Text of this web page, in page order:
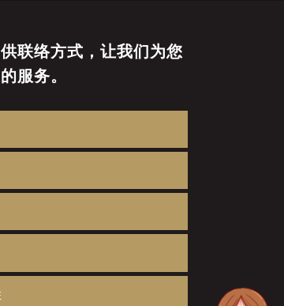
联络方式，让我们为您
服务。